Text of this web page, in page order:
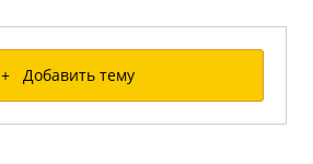
+ Добавить тему